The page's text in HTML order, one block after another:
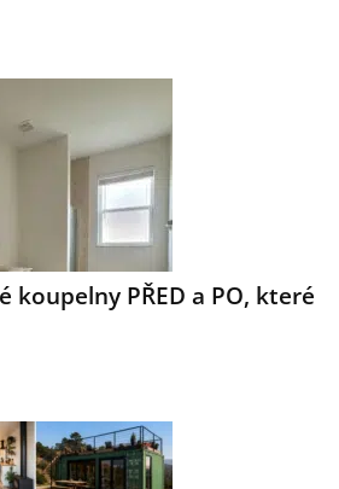
koupelny PŘED a PO, které